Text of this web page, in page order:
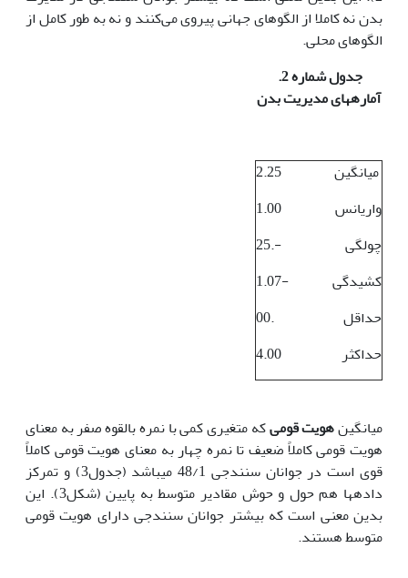
بدن نه کاملا از الگوهای جهانی پیروی می‌کنند و نه به طور کامل از
الگوهای محلی.
جدول شماره 2.
آماره‏های مدیریت بدن
میانگین
2.25
واریانس
1.00
چولگی
25.-
کشیدگی
1.07-
حداقل
00.
حداکثر
4.00
میانگینهویت قومیکه متغیری کمی با نمره بالقوه صفر به معنای
هویت قومی کاملاً ضعیف تا نمره چهار به معنای هویت قومی کاملاً
قوی است در جوانان سنندجی 48/1 می‏باشد (جدول3) و تمرکز
داده‏ها هم حول و حوش مقادیر متوسط به پایین (شکل3). این
بدین معنی است که بیشتر جوانان سنندجی دارای‌ هویت قومی
متوسط‏ هستند.